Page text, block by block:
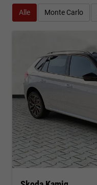
Alle Monte Carlo